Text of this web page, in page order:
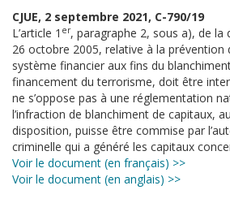
CJUE, 2 septembre 2021, C-790/19
L’article 1 er, paragraphe 2, sous a), de la
26 octobre 2005, relative à la prévention
système financier aux fins du
financement du terrorisme, doit être
ne s’oppose pas à une réglementation
l’infraction de blanchiment de capitaux,
disposition, puisse être commise par
criminelle qui a généré les capitaux
Voir le document (en français) >>
Voir le document (en anglais) >>